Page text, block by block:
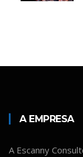
A EMPRESA
A Escanny